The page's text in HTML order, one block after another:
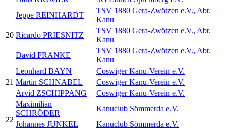
20
Jeppe REINHARDT
TSV 1880 Gera-Zwötzen e.V., Abt.
Kanu
Ricardo PRIESNITZ
TSV 1880 Gera-Zwötzen e.V., Abt.
Kanu
David FRANKE
TSV 1880 Gera-Zwötzen e.V., Abt.
Kanu
21
Leonhard BAYN
Coswiger Kanu-Verein e.V.
Martin SCHNABEL
Coswiger Kanu-Verein e.V.
Arvid ZSCHIPPANG
Coswiger Kanu-Verein e.V.
22
Maximilian
SCHRÖDER
Kanuclub Sömmerda e.V.
Johannes JUNKEL
Kanuclub Sömmerda e.V.